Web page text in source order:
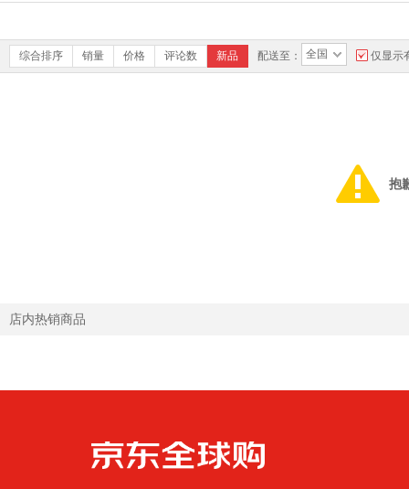
综合排序 销量 价格 评论数 新品 配送至： 全国 仅显示
抱
店内热销商品